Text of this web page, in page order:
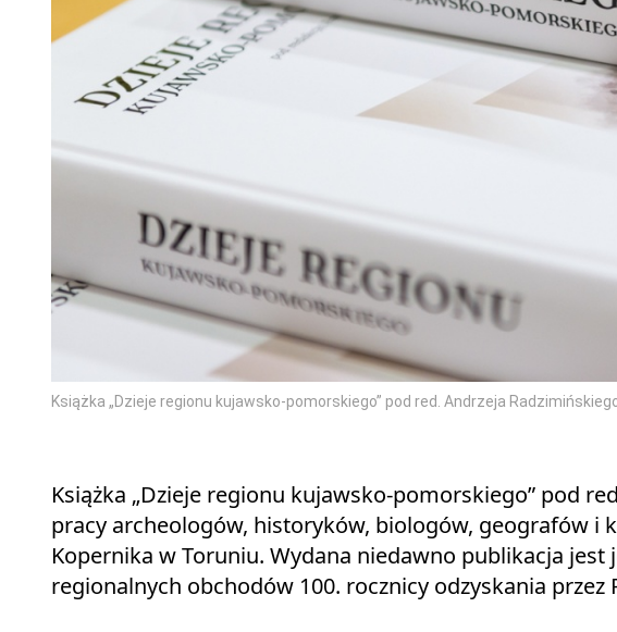
Książka „Dzieje regionu kujawsko-pomorskiego” pod red. Andrzeja
Książka „Dzieje regionu kujawsko-pomorskiego” pod
pracy archeologów, historyków, biologów, geografów i
Kopernika w Toruniu. Wydana niedawno publikacja
regionalnych obchodów 100. rocznicy odzyskania przez